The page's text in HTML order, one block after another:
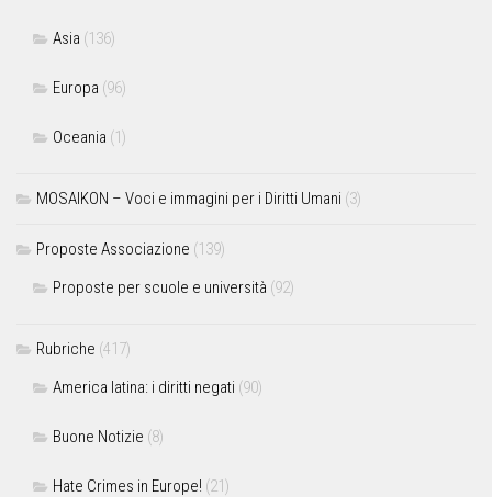
Asia (136)
Europa (96)
Oceania (1)
MOSAIKON – Voci e immagini per i Diritti Umani (3)
Proposte Associazione (139)
Proposte per scuole e università (92)
Rubriche (417)
America latina: i diritti negati (90)
Buone Notizie (8)
Hate Crimes in Europe! (21)